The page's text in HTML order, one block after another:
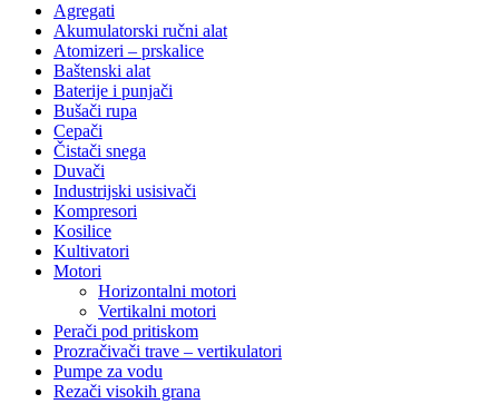
Agregati
Akumulatorski ručni alat
Atomizeri – prskalice
Baštenski alat
Baterije i punjači
Bušači rupa
Cepači
Čistači snega
Duvači
Industrijski usisivači
Kompresori
Kosilice
Kultivatori
Motori
Horizontalni motori
Vertikalni motori
Perači pod pritiskom
Prozračivači trave – vertikulatori
Pumpe za vodu
Rezači visokih grana